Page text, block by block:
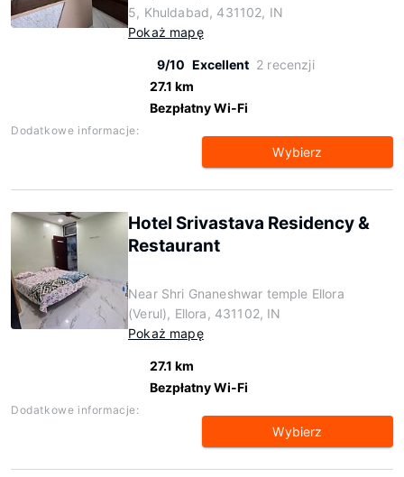
5, Khuldabad, 431102, IN
Pokaż mapę
9/10 Excellent 2 recenzji
27.1 km
Bezpłatny Wi-Fi
Dodatkowe informacje:
Wybierz
Hotel Srivastava Residency &
Restaurant
Near Shri Gnaneshwar temple Ellora
(Verul), Ellora, 431102, IN
Pokaż mapę
27.1 km
Bezpłatny Wi-Fi
Dodatkowe informacje:
Wybierz